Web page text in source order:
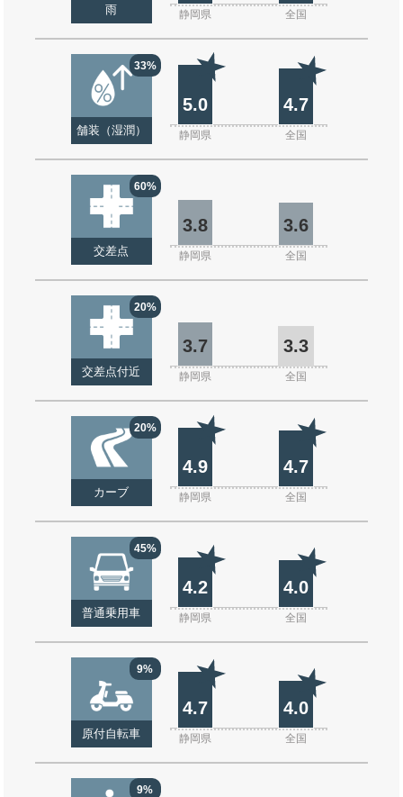
雨 静岡県 全国
33%
舗装（湿潤）
5.0 4.7
静岡県 全国
60%
交差点
3.8 3.6
静岡県 全国
20%
交差点付近
3.7 3.3
静岡県 全国
20%
カーブ
4.9 4.7
静岡県 全国
45%
普通乗用車
4.2 4.0
静岡県 全国
9%
原付自転車
4.7 4.0
静岡県 全国
9%